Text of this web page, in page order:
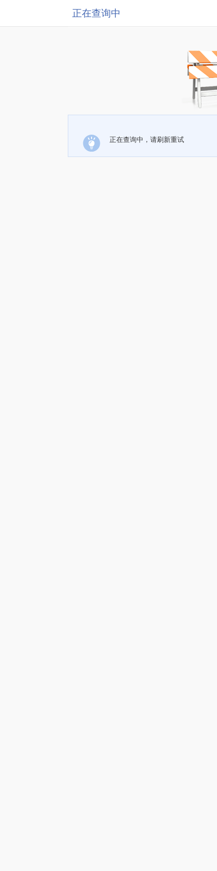
正在查询中
正在查询中，请刷新重试